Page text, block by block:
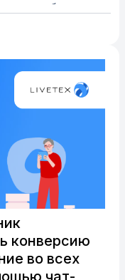
обратился
бы сделать
в цифровой
конверсию
во всех